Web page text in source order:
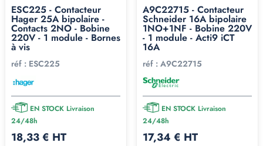
ESC225 - Contacteur
Hager 25A bipolaire -
Contacts 2NO - Bobine
220V - 1 module - Bornes
à vis
réf : ESC225
EN STOCK Livraison
24/48h
18,33 € HT
A9C22715 - Contacteur
Schneider 16A bipolaire
1NO+1NF - Bobine 220V
- 1 module - Acti9 iCT
16A
réf : A9C22715
EN STOCK Livraison
24/48h
17,34 € HT